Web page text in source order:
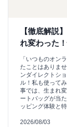
【徹底解説
れ変わった
「いつものオン
たことはありま
ンダイレクトシ
ル！私も使って
事では、生まれ
ートバッグが当
ッピング体験と
2026/08/03